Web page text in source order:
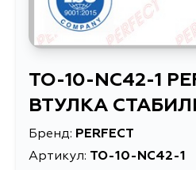
TO-10-NC42-1
ВТУЛКА
Бренд: PERFECT
Артикул: TO-10-NC42-1